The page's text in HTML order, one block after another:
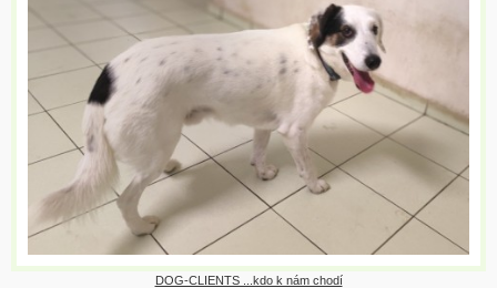
DOG-CLIENTS ...kdo k nám chodí